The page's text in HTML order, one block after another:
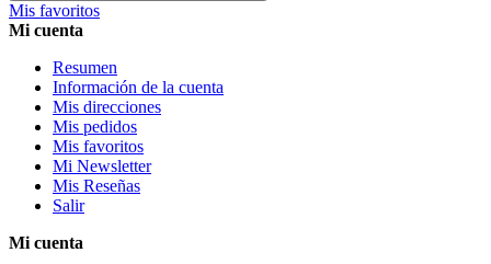
Mis favoritos
Mi cuenta
Resumen
Información de la cuenta
Mis direcciones
Mis pedidos
Mis favoritos
Mi Newsletter
Mis Reseñas
Salir
Mi cuenta